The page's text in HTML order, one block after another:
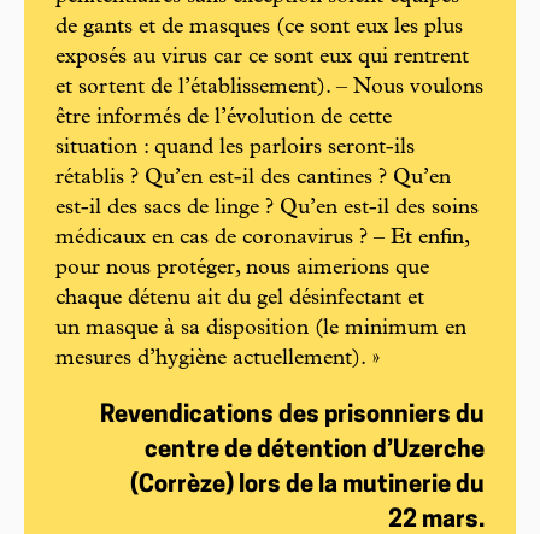
de gants et de masques (ce sont eux les plus
exposés au virus car ce sont eux qui rentrent
et sortent de l’établissement). – Nous voulons
être informés de l’évolution de cette
situation : quand les parloirs seront-ils
rétablis ? Qu’en est-il des cantines ? Qu’en
est-il des sacs de linge ? Qu’en est-il des soins
médicaux en cas de coronavirus ? – Et enfin,
pour nous protéger, nous aimerions que
chaque détenu ait du gel désinfectant et
un masque à sa disposition (le minimum en
mesures d’hygiène actuellement). »
Revendications des prisonniers du
centre de détention d’Uzerche
(Corrèze) lors de la mutinerie du
22 mars.